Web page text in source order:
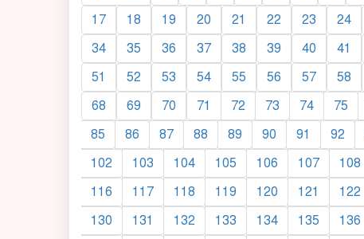
17
18 19 20 21 22 23 24
34
35 36 37 38 39 40 41
51
52 53 54 55 56 57 58
68
69 70 71 72 73 74 75
85
86 87 88 89 90 91 92
102
103 104 105 106 107 108
116
117 118 119 120 121 122
130
131 132 133 134 135 136